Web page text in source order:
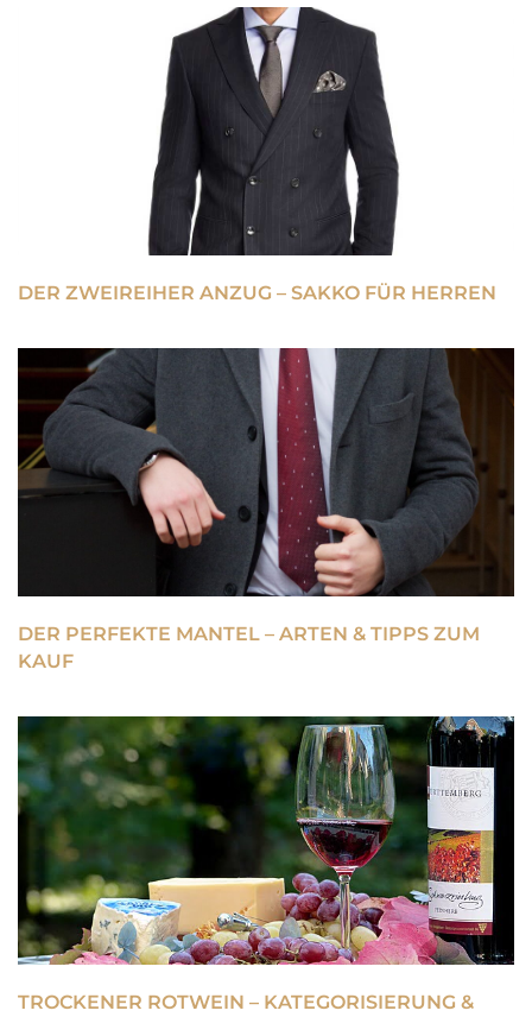
DER ZWEIREIHER ANZUG – SAKKO FÜR HERREN
DER PERFEKTE MANTEL – ARTEN & TIPPS ZUM
KAUF
TROCKENER ROTWEIN – KATEGORISIERUNG &